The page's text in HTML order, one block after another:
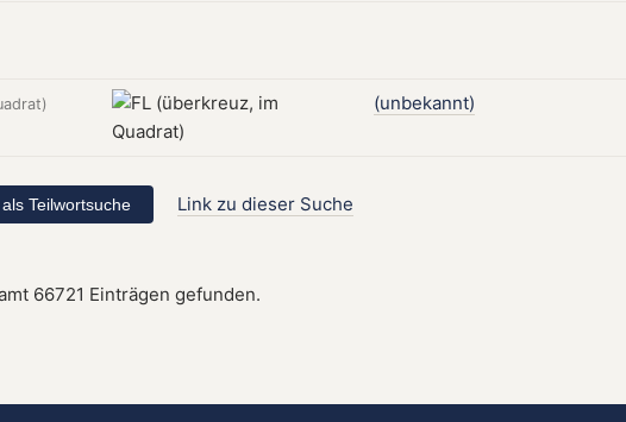
(unbekannt)
Link zu dieser Suche
66721 Einträgen gefunden.